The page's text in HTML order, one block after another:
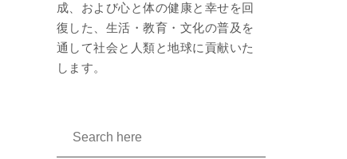
成、および心と体の健康と幸せを回
復した、生活・教育・文化の普及を
通して社会と人類と地球に貢献いた
します。